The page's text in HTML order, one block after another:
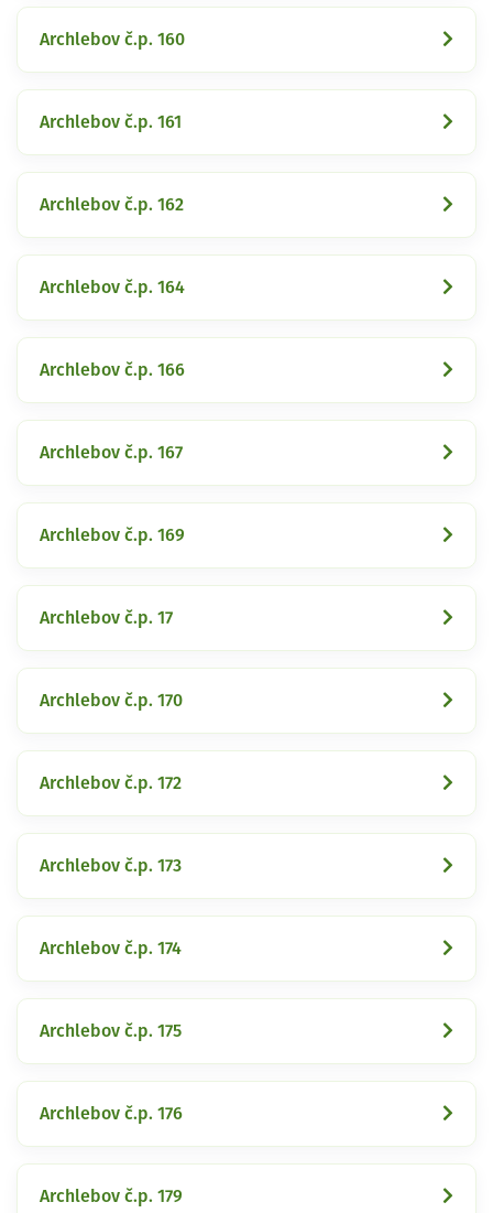
Archlebov č.p. 160
Archlebov č.p. 161
Archlebov č.p. 162
Archlebov č.p. 164
Archlebov č.p. 166
Archlebov č.p. 167
Archlebov č.p. 169
Archlebov č.p. 17
Archlebov č.p. 170
Archlebov č.p. 172
Archlebov č.p. 173
Archlebov č.p. 174
Archlebov č.p. 175
Archlebov č.p. 176
Archlebov č.p. 179